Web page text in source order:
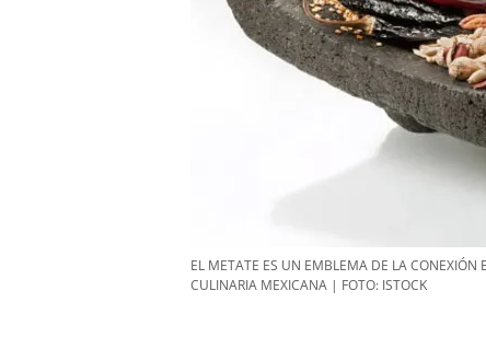
EL METATE ES UN EMBLEMA DE LA CONEXIÓN
CULINARIA MEXICANA | FOTO: ISTOCK